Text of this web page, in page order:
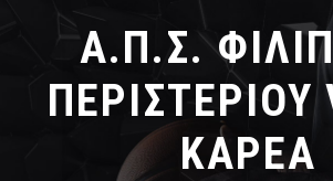
Α.Π.Σ.
ΠΕΡΙΣΤΕΡΙΟΥ
ΚΑΡΕΑ